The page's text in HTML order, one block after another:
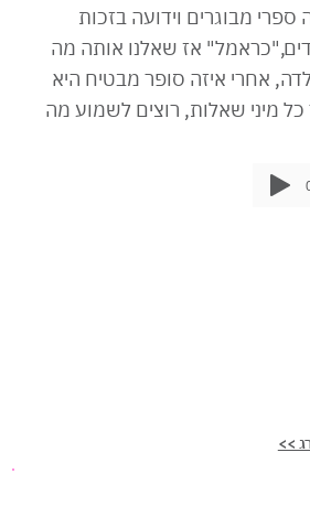
מבוגרים וידועה בזכות
אז שאלנו אותה מה
אחרי איזה סופר מבטיח היא
מיני שאלות, רוצים לשמוע מה
>>